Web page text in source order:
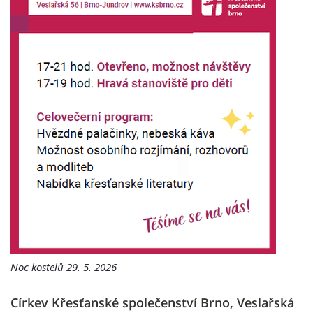
Noc kostelů 29. 5. 2026
Církev Křesťanské společenství Brno, Veslařská